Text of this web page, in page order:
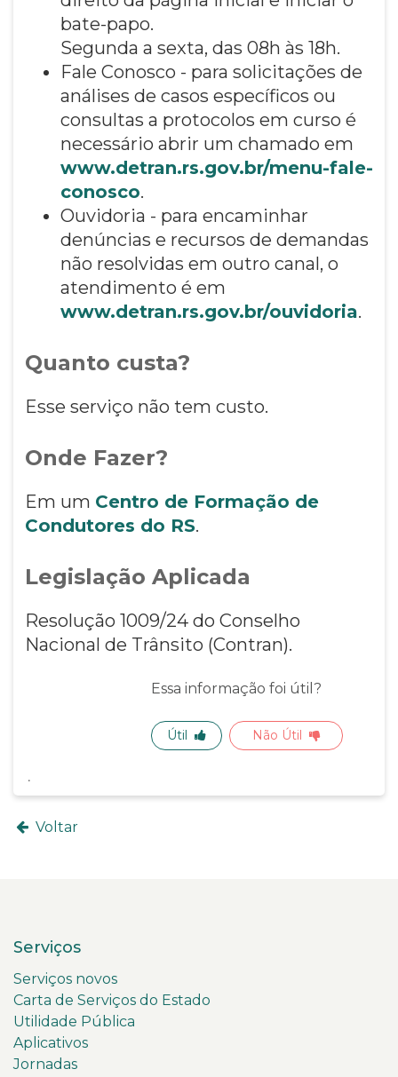
bate-papo.
Segunda a sexta, das 08h às 18h.
Fale Conosco - para solicitações de
análises de casos específicos ou
consultas a protocolos em curso é
necessário abrir um chamado em
www.detran.rs.gov.br/menu-fale-
conosco.
Ouvidoria - para encaminhar
denúncias e recursos de demandas
não resolvidas em outro canal, o
atendimento é em
www.detran.rs.gov.br/ouvidoria.
Quanto custa?
Esse serviço não tem custo.
Onde Fazer?
Em um Centro de Formação de
Condutores do RS.
Legislação Aplicada
Resolução 1009/24 do Conselho
Nacional de Trânsito (Contran).
Essa informação foi útil?
Útil Não Útil
Voltar
Serviços
Serviços novos
Carta de Serviços do Estado
Utilidade Pública
Aplicativos
Jornadas